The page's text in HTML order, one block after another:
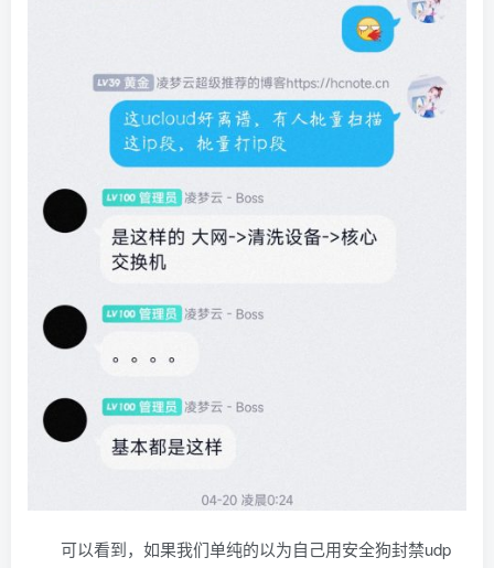
可以看到，如果我们单纯的以为自己用安全狗封禁udp